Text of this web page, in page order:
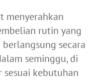
menyerahkan
rutin yang
secara
seminggu, di
kebutuhan